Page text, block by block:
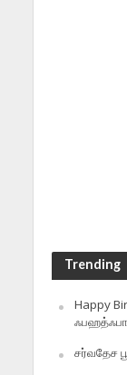
Trending
Happy
சர்வதேச